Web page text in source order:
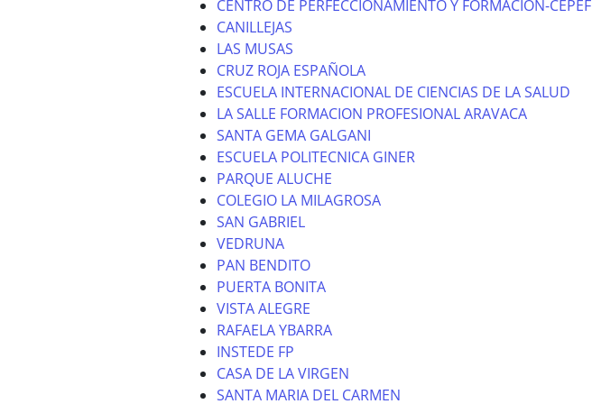
CENTRO DE PERFECCIONAMIENTO Y FORMACION-CEPEF
CANILLEJAS
LAS MUSAS
CRUZ ROJA ESPAÑOLA
ESCUELA INTERNACIONAL DE CIENCIAS DE LA SALUD
LA SALLE FORMACION PROFESIONAL ARAVACA
SANTA GEMA GALGANI
ESCUELA POLITECNICA GINER
PARQUE ALUCHE
COLEGIO LA MILAGROSA
SAN GABRIEL
VEDRUNA
PAN BENDITO
PUERTA BONITA
VISTA ALEGRE
RAFAELA YBARRA
INSTEDE FP
CASA DE LA VIRGEN
SANTA MARIA DEL CARMEN